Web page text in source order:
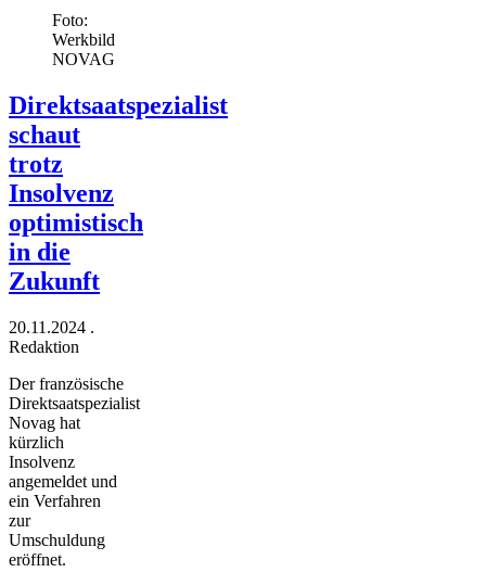
Foto:
Werkbild
NOVAG
Direktsaatspezialist
schaut
trotz
Insolvenz
optimistisch
in die
Zukunft
20.11.2024 .
Redaktion
Der französische
Direktsaatspezialist
Novag hat
kürzlich
Insolvenz
angemeldet und
ein Verfahren
zur
Umschuldung
eröffnet.